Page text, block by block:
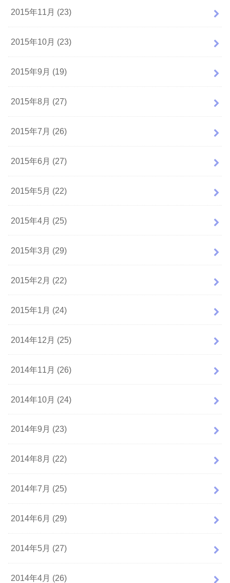
2015年11月 (23)
2015年10月 (23)
2015年9月 (19)
2015年8月 (27)
2015年7月 (26)
2015年6月 (27)
2015年5月 (22)
2015年4月 (25)
2015年3月 (29)
2015年2月 (22)
2015年1月 (24)
2014年12月 (25)
2014年11月 (26)
2014年10月 (24)
2014年9月 (23)
2014年8月 (22)
2014年7月 (25)
2014年6月 (29)
2014年5月 (27)
2014年4月 (26)